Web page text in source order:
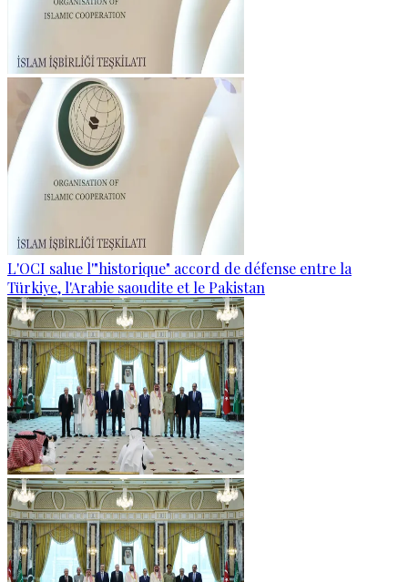
L'OCI salue l'"historique" accord de défense entre la
Türkiye, l'Arabie saoudite et le Pakistan